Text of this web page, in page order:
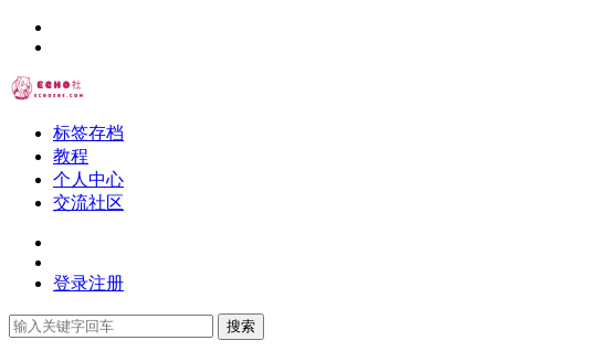
标签存档
教程
个人中心
交流社区
登录注册
搜索